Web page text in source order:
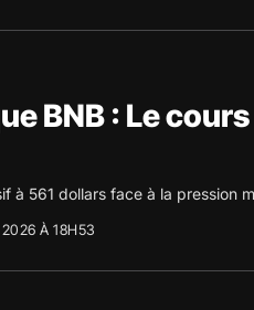
BNB : Le
à 561 dollars face à la pression
À 18H53